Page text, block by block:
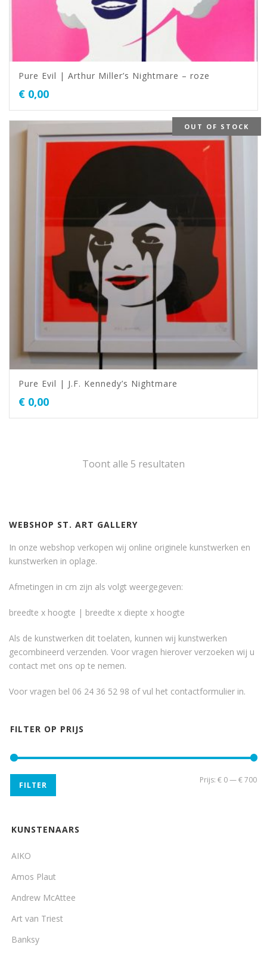
Pure Evil | Arthur Miller’s Nightmare – roze
€ 0,00
OUT OF STOCK
Pure Evil | J.F. Kennedy’s Nightmare
€ 0,00
Toont alle 5 resultaten
WEBSHOP ST. ART GALLERY
In onze webshop verkopen wij online originele kunstwerken en
kunstwerken in oplage.
Afmetingen in cm zijn als volgt weergegeven:
breedte x hoogte | breedte x diepte x hoogte
Als de kunstwerken dit toelaten, kunnen wij kunstwerken
gecombineerd verzenden. Voor vragen hierover verzoeken wij u
contact met ons op te nemen.
Voor vragen bel 06 24 36 52 98 of vul het contactformulier in.
FILTER OP PRIJS
FILTER
Prijs: € 0—€ 700
KUNSTENAARS
AIKO
Amos Plaut
Andrew McAttee
Art van Triest
Banksy